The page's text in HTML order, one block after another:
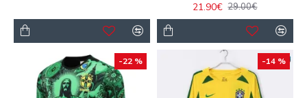
21.90€ 29.00€
-22 % -14 %